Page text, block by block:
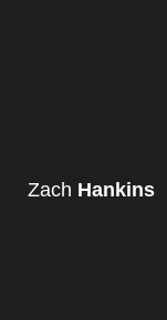
Zach Hankins